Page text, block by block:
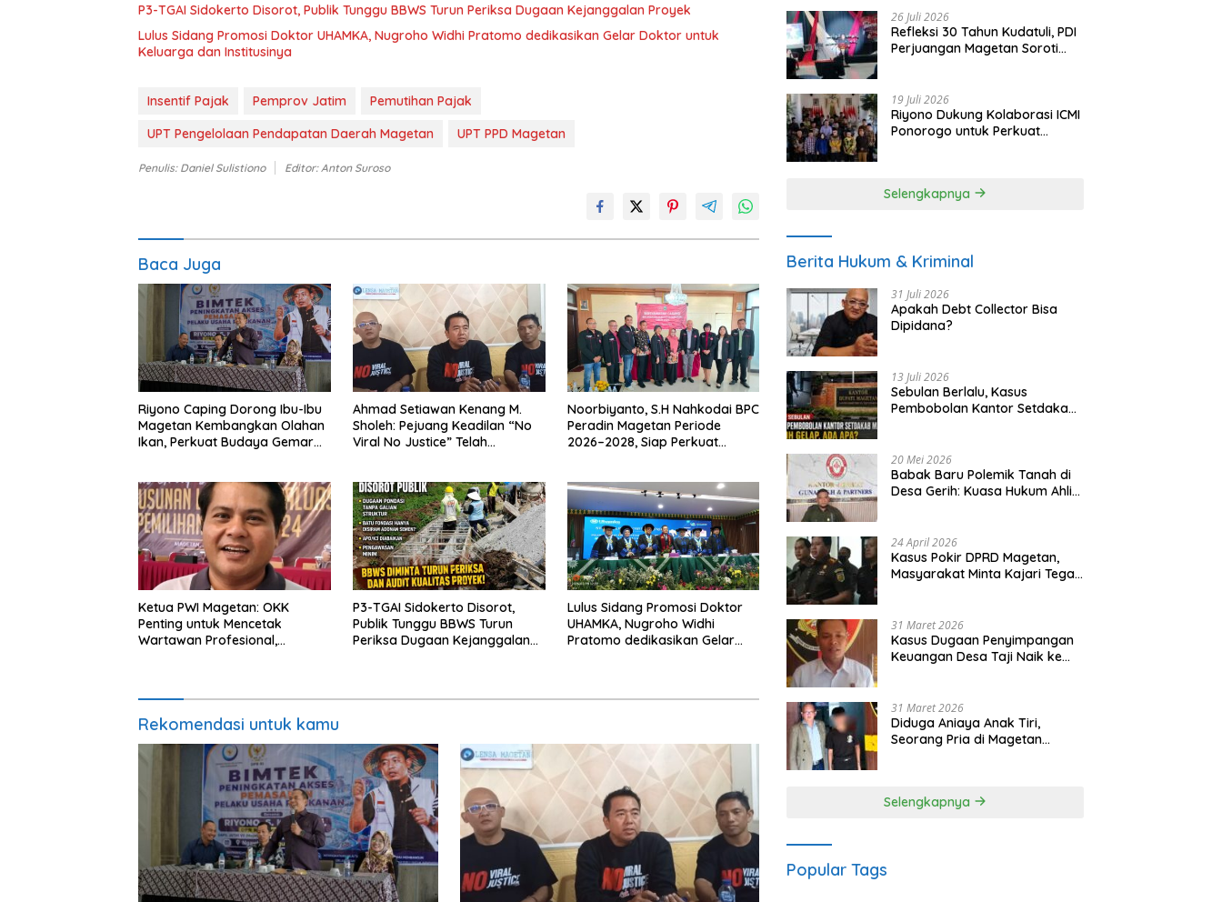
P3-TGAI Sidokerto Disorot, Publik Tunggu BBWS Turun Periksa Dugaan Kejanggalan Proyek
Lulus Sidang Promosi Doktor UHAMKA, Nugroho Widhi Pratomo dedikasikan Gelar Doktor untuk
Keluarga dan Institusinya
Insentif Pajak Pemprov Jatim
Pemutihan Pajak
UPT Pengelolaan Pendapatan Daerah Magetan
UPT PPD Magetan
Penulis: Daniel Sulistiono Editor: Anton Suroso
Baca Juga
Riyono Caping Dorong Ibu-Ibu
Magetan Kembangkan Olahan
Ikan, Perkuat Budaya Gemar
Ahmad Setiawan Kenang M.
Sholeh: Pejuang Keadilan “No
Viral No Justice” Telah
Noorbiyanto, S.H Nahkodai BPC
Peradin Magetan Periode
2026–2028, Siap Perkuat
Ketua PWI Magetan: OKK
Penting untuk Mencetak
Wartawan Profesional,
P3-TGAI Sidokerto Disorot,
Publik Tunggu BBWS Turun
Periksa Dugaan Kejanggalan
Lulus Sidang Promosi Doktor
UHAMKA, Nugroho Widhi
Pratomo dedikasikan Gelar
Rekomendasi untuk kamu
26 Juli 2026
Refleksi 30 Tahun Kudatuli, PDI
Perjuangan Magetan Soroti
19 Juli 2026
Riyono Dukung Kolaborasi ICMI
Ponorogo untuk Perkuat
Selengkapnya
Berita Hukum & Kriminal
31 Juli 2026
Apakah Debt Collector Bisa
Dipidana?
13 Juli 2026
Sebulan Berlalu, Kasus
Pembobolan Kantor Setdakab
20 Mei 2026
Babak Baru Polemik Tanah di
Desa Gerih: Kuasa Hukum Ahli
24 April 2026
Kasus Pokir DPRD Magetan,
Masyarakat Minta Kajari Tegak
31 Maret 2026
Kasus Dugaan Penyimpangan
Keuangan Desa Taji Naik ke
31 Maret 2026
Diduga Aniaya Anak Tiri,
Seorang Pria di Magetan
Selengkapnya
Popular Tags